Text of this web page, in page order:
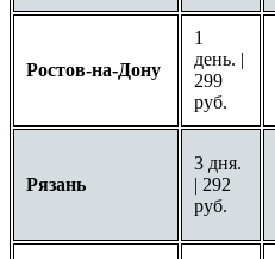
Ростов-на-Дону
1
день. |
299
руб.
Рязань
3 дня.
| 292
руб.